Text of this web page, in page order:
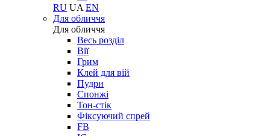
RU UA EN
Для обличчя
Для обличчя
Весь розділ
Вії
Грим
Клей для вій
Пудри
Спонжі
Тон-стік
Фіксуючий спрей
FB